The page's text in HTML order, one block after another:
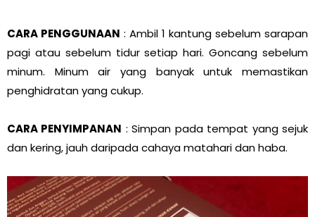
CARA PENGGUNAAN : Ambil 1 kantung sebelum sarapan
pagi atau sebelum tidur setiap hari. Goncang sebelum
minum. Minum air yang banyak untuk memastikan
penghidratan yang cukup.
CARA PENYIMPANAN : Simpan pada tempat yang sejuk
dan kering, jauh daripada cahaya matahari dan haba.